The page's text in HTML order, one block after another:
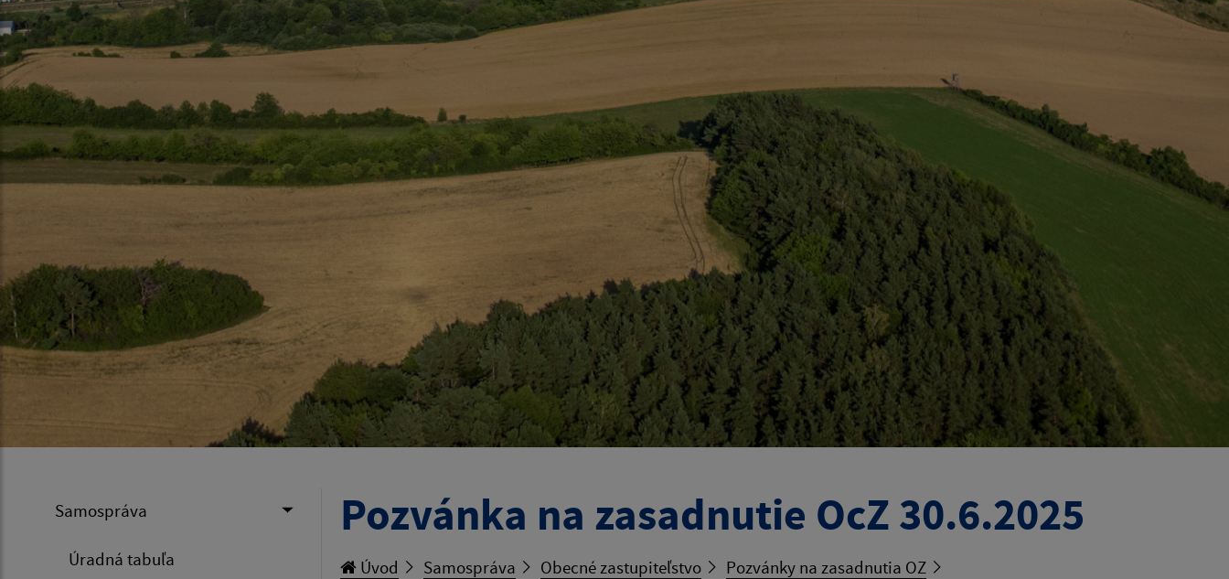
Samospráva
Úradná tabuľa
Pozvánka na zasadnutie OcZ 30.6.2025
Úvod Samospráva Obecné zastupiteľstvo
Pozvánky na zasadnutia OZ